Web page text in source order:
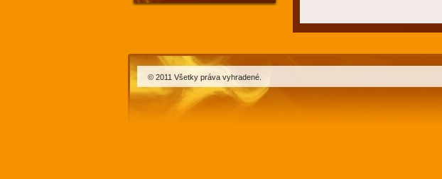
© 2011 Všetky práva vyhradené.